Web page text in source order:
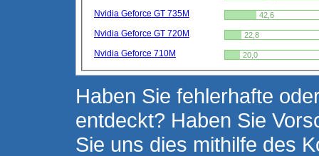
Nvidia Geforce GT 735M 42,6
Nvidia Geforce GT 720M 22,8
Nvidia Geforce 710M 20,0
Haben Sie fehlerhafte
entdeckt? Haben Sie
Sie uns dies mithilfe des